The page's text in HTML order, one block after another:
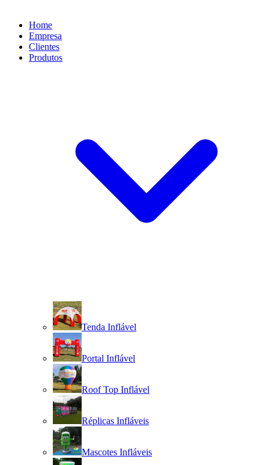
Home
Empresa
Clientes
Produtos
Tenda Inflável
Portal Inflável
Roof Top Inflável
Réplicas Infláveis
Mascotes Infláveis